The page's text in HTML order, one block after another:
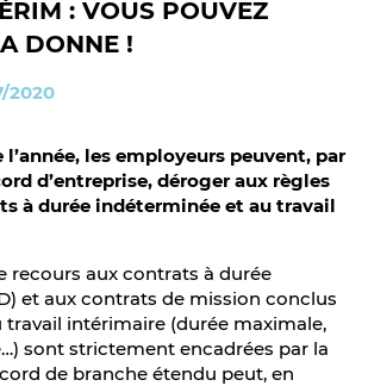
: VOUS POUVEZ
DONNE !
2020
l’année, les employeurs peuvent, par
d’entreprise, déroger aux règles
à durée indéterminée et au travail
recours aux contrats à durée
et aux contrats de mission conclus
travail intérimaire (durée maximale,
sont strictement encadrées par la
de branche étendu peut, en